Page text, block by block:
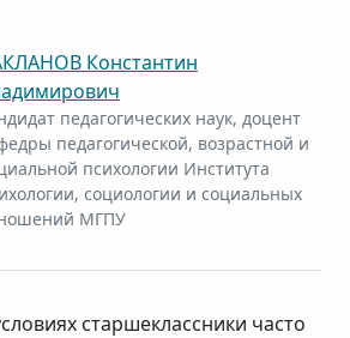
Константин
педагогических наук, доцент
педагогической, возрастной и
психологии Института
социологии и социальных
МГПУ
старшеклассники часто